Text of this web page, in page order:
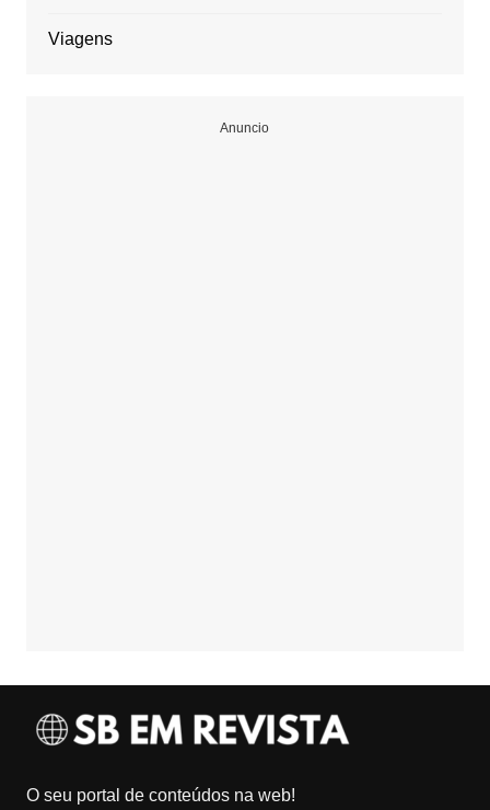
Viagens
Anuncio
O seu portal de conteúdos na web!